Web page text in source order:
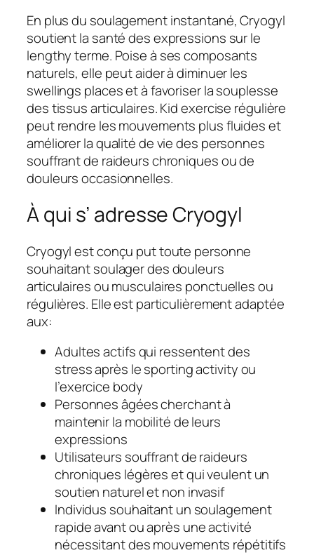
En plus du soulagement instantané, Cryogyl
soutient la santé des expressions sur le
lengthy terme. Poise à ses composants
naturels, elle peut aider à diminuer les
swellings places et à favoriser la souplesse
des tissus articulaires. Kid exercise régulière
peut rendre les mouvements plus fluides et
améliorer la qualité de vie des personnes
souffrant de raideurs chroniques ou de
douleurs occasionnelles.
À qui s’ adresse Cryogyl
Cryogyl est conçu put toute personne
souhaitant soulager des douleurs
articulaires ou musculaires ponctuelles ou
régulières. Elle est particulièrement adaptée
aux:
Adultes actifs qui ressentent des
stress après le sporting activity ou
l’exercice body
Personnes âgées cherchant à
maintenir la mobilité de leurs
expressions
Utilisateurs souffrant de raideurs
chroniques légères et qui veulent un
soutien naturel et non invasif
Individus souhaitant un soulagement
rapide avant ou après une activité
nécessitant des mouvements répétitifs